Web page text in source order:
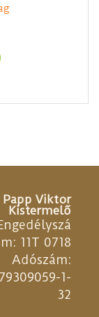
Papp Viktor
Kistermelő
m: 11T 0718
Adószám:
79309059-1-
32